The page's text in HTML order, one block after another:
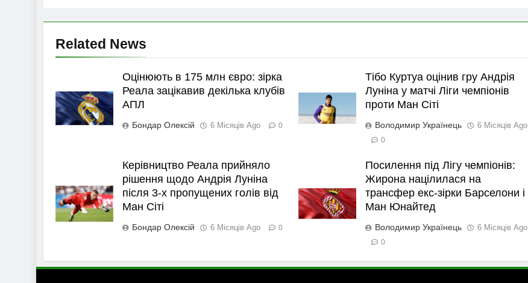
Related News
Оцінюють в 175 млн євро: зірка
Реала зацікавив декілька клубів
АПЛ
Бондар Олексій 6 Місяців Ago 0
Тібо Куртуа оцінив гру Андрія
Луніна у матчі Ліги чемпіонів
проти Ман Сіті
Володимир Українець 6 Місяців Ago
0
Керівництво Реала прийняло
рішення щодо Андрія Луніна
після 3-х пропущених голів від
Ман Сіті
Бондар Олексій 6 Місяців Ago 0
Посилення під Лігу чемпіонів:
Жирона націлилася на
трансфер екс-зірки Барселони і
Ман Юнайтед
Володимир Українець 6 Місяців Ago
0